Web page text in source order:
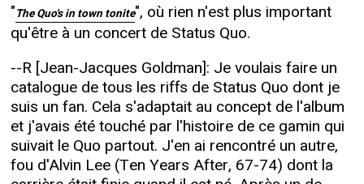
"The Quo's in town tonite", où rien n'est plus important
qu'être à un concert de Status Quo.
--R [Jean-Jacques Goldman]: Je voulais faire un
catalogue de tous les riffs de Status Quo dont je
suis un fan. Cela s'adaptait au concept de l'album
et j'avais été touché par l'histoire de ce gamin qui
suivait le Quo partout. J'en ai rencontré un autre,
fou d'Alvin Lee (Ten Years After, 67-74) dont la